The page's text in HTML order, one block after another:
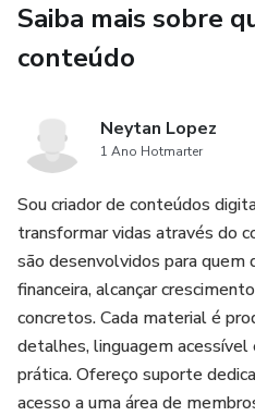
Saiba mais sobre
conteúdo
Neytan Lopez
1 Ano Hotmarter
Sou criador de conteúdos
transformar vidas através do
são desenvolvidos para quem
financeira, alcançar
concretos. Cada material é
detalhes, linguagem
prática. Ofereço suporte
acesso a uma área de